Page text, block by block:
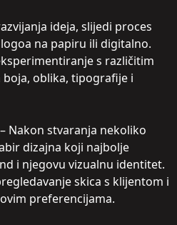
ideja, slijedi proces
na papiru ili digitalno.
s različitim
oblika, tipografije i
Nakon stvaranja nekoliko
dizajna koji najbolje
i njegovu vizualnu identitet.
skica s klijentom i
preferencijama.